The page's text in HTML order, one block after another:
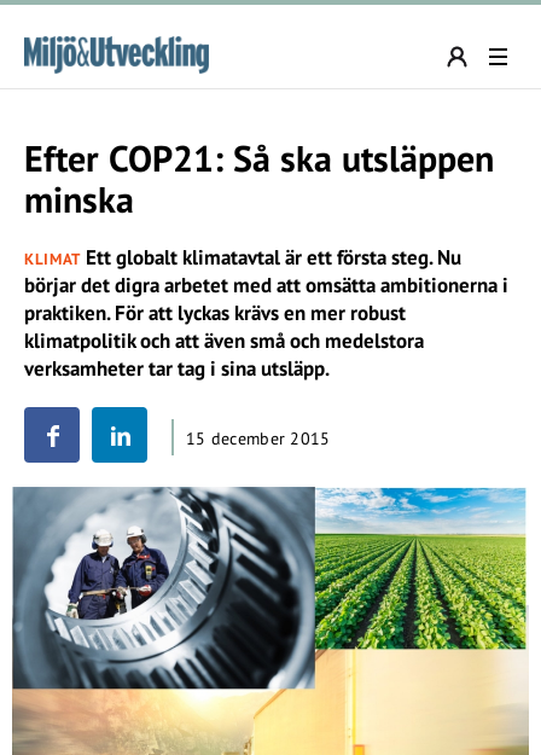
Efter COP21: Så ska utsläppen
minska
KLIMATEtt globalt klimatavtal är ett första steg. Nu
börjar det digra arbetet med att omsätta ambitionerna i
praktiken. För att lyckas krävs en mer robust
klimatpolitik och att även små och medelstora
verksamheter tar tag i sina utsläpp.
15 december 2015